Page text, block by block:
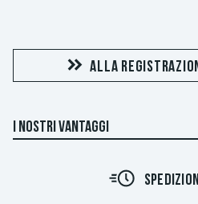
ALLA
I NOSTRI VANTAGGI